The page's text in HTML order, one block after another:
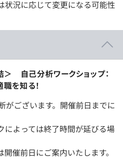
況に応じて変更になる可能性
自己分析ワークショップ：
を知る！
ございます。開催前日までに
よっては終了時間が延びる場
催前日にご案内いたします。